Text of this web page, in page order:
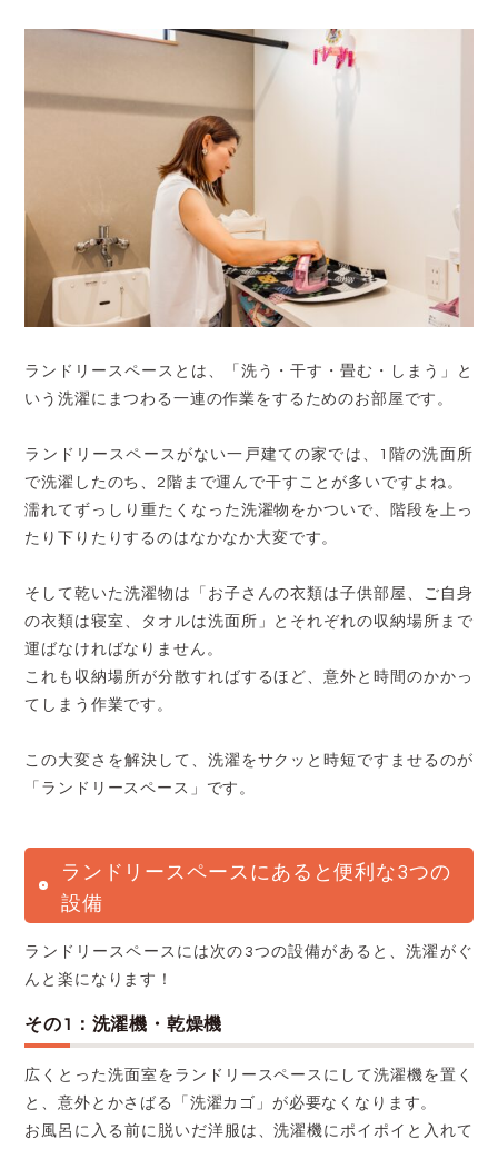
ランドリースペースとは、「洗う・干す・畳む・しまう」と
いう洗濯にまつわる一連の作業をするためのお部屋です。
ランドリースペースがない一戸建ての家では、1階の洗面所
で洗濯したのち、2階まで運んで干すことが多いですよね。
濡れてずっしり重たくなった洗濯物をかついで、階段を上っ
たり下りたりするのはなかなか大変です。
そして乾いた洗濯物は「お子さんの衣類は子供部屋、ご自身
の衣類は寝室、タオルは洗面所」とそれぞれの収納場所まで
運ばなければなりません。
これも収納場所が分散すればするほど、意外と時間のかかっ
てしまう作業です。
この大変さを解決して、洗濯をサクッと時短ですませるのが
「ランドリースペース」です。
ランドリースペースにあると便利な3つの
設備
ランドリースペースには次の3つの設備があると、洗濯がぐ
んと楽になります！
その1：洗濯機・乾燥機
広くとった洗面室をランドリースペースにして洗濯機を置く
と、意外とかさばる「洗濯カゴ」が必要なくなります。
お風呂に入る前に脱いだ洋服は、洗濯機にポイポイと入れて